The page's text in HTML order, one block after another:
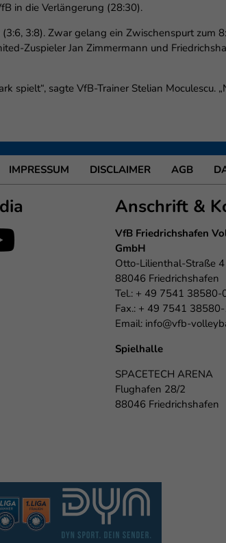
in die Verlängerung (28:30).
3:8). Zwar gelang ein Zwischenspurt zum
Zuspieler Jan Zimmermann und
spielt“, sagte VfB-Trainer Stelian Moculescu.
AGB
DISCLAIMER
IMPRESSUM
Anschrift &
VfB Friedrichshafen
GmbH
Otto-Lilienthal-Straße 4
88046 Friedrichshafen
Tel.: + 49 7541 38580-
Fax.: + 49 7541
Email: info@vfb-
Spielhalle
SPACETECH ARENA
Flughafen 28/2
88046 Friedrichshafen